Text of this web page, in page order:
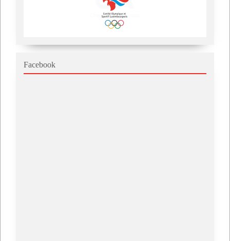
Facebook